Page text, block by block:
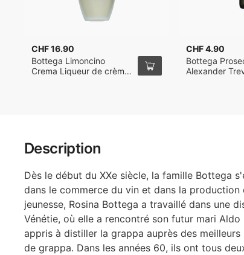
Description
Dès le début du XXe siècle, la famille Bottega
dans le commerce du vin et dans la production
jeunesse, Rosina Bottega a travaillé dans une
Vénétie, où elle a rencontré son futur mari
appris à distiller la grappa auprès des
de grappa. Dans les années 60, ils ont tous
CHF 16.90
Bottega Limoncino
Crema Liqueur de crème
CHF 4.90
Bottega
Alexander